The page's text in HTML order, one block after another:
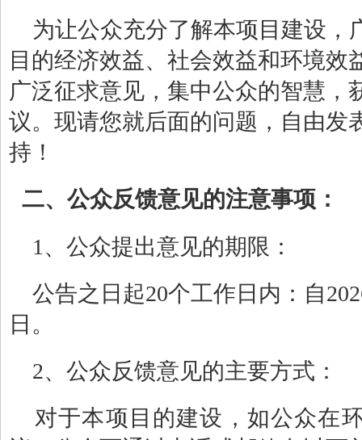
为让公众充分了解本项目建设，
目的经济效益、社会效益和环境
广泛征求意见，集中公众的智慧，
议。现请您就后面的问题，自由发
持！
二、公众反馈意见的注意事项：
1、公众提出意见的期限：
公告之日起20个工作日内：自202
日。
2、公众反馈意见的主要方式：
对于本项目的建设，如公众在